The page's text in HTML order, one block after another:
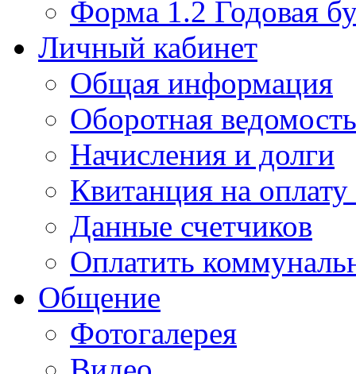
Форма 1.2 Годовая
Личный кабинет
Общая информация
Оборотная ведомость
Начисления и долги
Квитанция на
Данные счетчиков
Оплатить
Общение
Фотогалерея